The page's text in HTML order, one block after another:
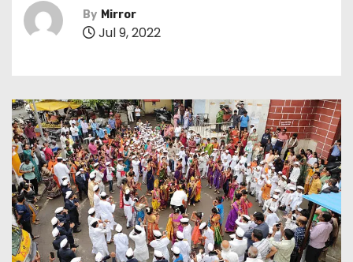
By Mirror
Jul 9, 2022